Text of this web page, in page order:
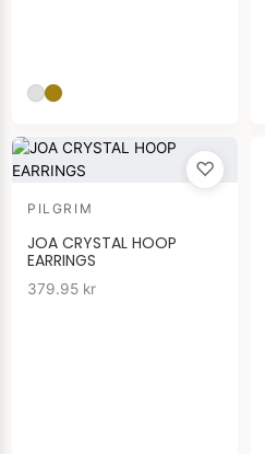
♡
PILGRIM
JOA CRYSTAL HOOP
EARRINGS
379.95 kr